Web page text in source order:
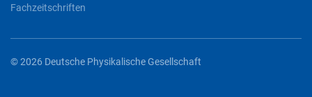
Fachzeitschriften
© 2026 Deutsche Physikalische Gesellschaft